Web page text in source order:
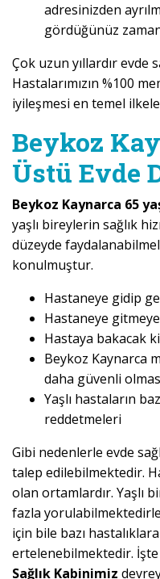
adresinizden
gördüğünüz
Çok uzun yıllardır evde
Hastalarımızın %100
iyileşmesi en temel
Beykoz
Üstü Evde
Beykoz Kaynarca 65
yaşlı bireylerin sağlık
düzeyde
konulmuştur.
Hastaneye gidip
Hastaneye
Hastaya bakacak
Beykoz Kaynarca
daha güvenli
Yaşlı hastaların
reddetmeleri
Gibi nedenlerle evde
talep edilebilmektedir.
olan ortamlardır. Yaşlı
fazla
için bile bazı
ertelenebilmektedir.
Sağlık Kabinimiz